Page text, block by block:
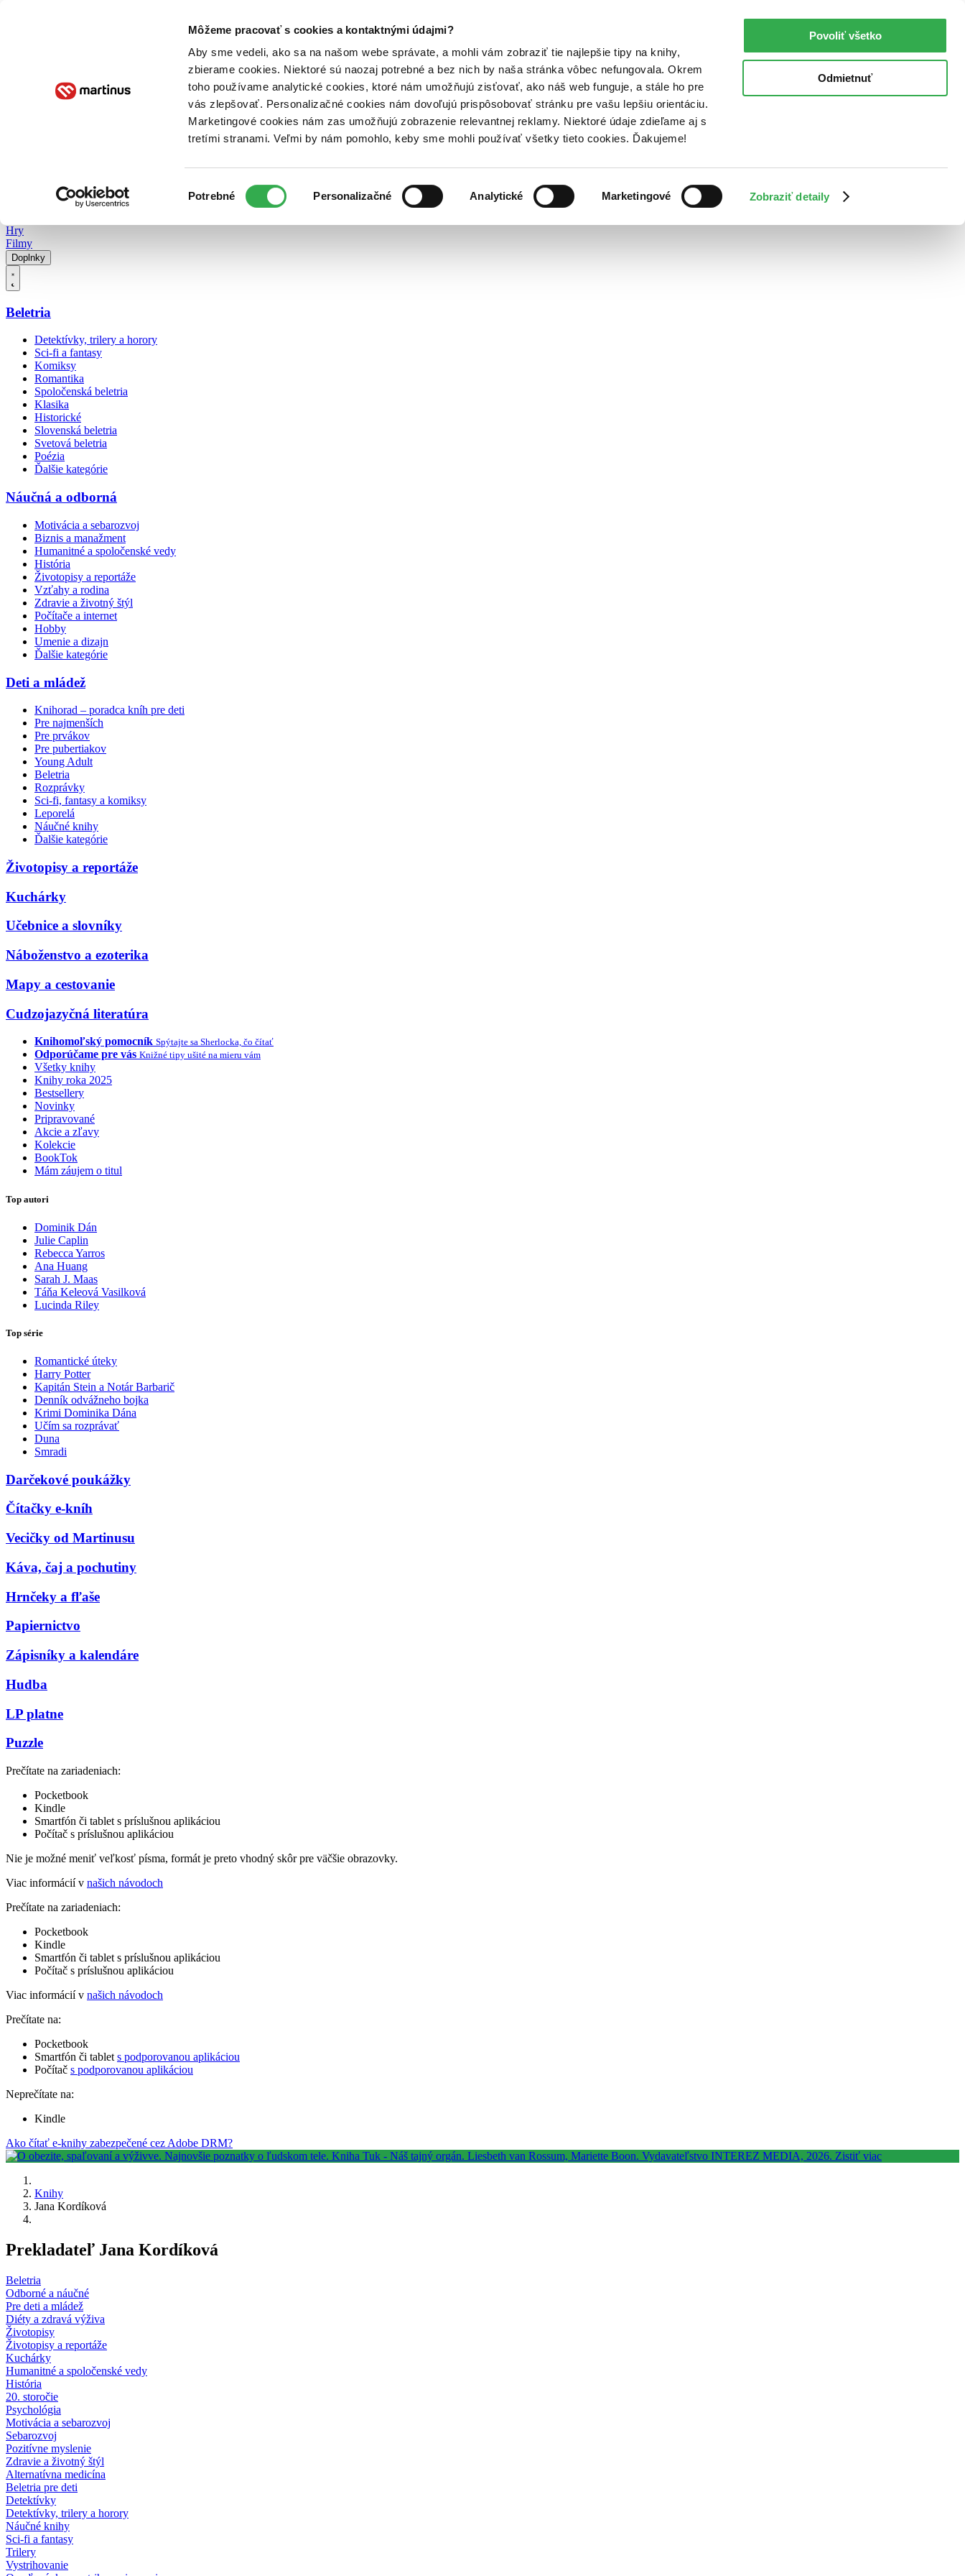
Môžeme pracovať s cookies a kontaktnými údajmi?
Aby sme vedeli, ako sa na našom webe správate, a mohli vám zobraziť tie najlepšie tipy na knihy,
zbierame cookies. Niektoré sú naozaj potrebné a bez nich by naša stránka vôbec nefungovala. Okrem
toho používame analytické cookies, ktoré nám umožňujú zisťovať, ako náš web funguje, a stále ho pre
vás zlepšovať. Personalizačné cookies nám dovoľujú prispôsobovať stránku pre vašu lepšiu orientáciu.
Marketingové cookies nám zas umožňujú zobrazenie relevantnej reklamy. Niektoré údaje zdieľame aj s
tretími stranami. Veľmi by nám pomohlo, keby sme mohli používať všetky tieto cookies. Ďakujeme!
súhlasu
Potrebné Personalizačné Analytické Marketingové Zobraziť detaily
Povoliť všetko
Odmietnuť
Poukážky Kontakt
Hry
Filmy
Doplnky
Beletria
Detektívky, trilery a horory
Sci-fi a fantasy
Komiksy
Romantika
Spoločenská beletria
Klasika
Historické
Slovenská beletria
Svetová beletria
Poézia
Ďalšie kategórie
Náučná a odborná
Motivácia a sebarozvoj
Biznis a manažment
Humanitné a spoločenské vedy
História
Životopisy a reportáže
Vzťahy a rodina
Zdravie a životný štýl
Počítače a internet
Hobby
Umenie a dizajn
Ďalšie kategórie
Deti a mládež
Knihorad – poradca kníh pre deti
Pre najmenších
Pre prvákov
Pre pubertiakov
Young Adult
Beletria
Rozprávky
Sci-fi, fantasy a komiksy
Leporelá
Náučné knihy
Ďalšie kategórie
Životopisy a reportáže
Kuchárky
Učebnice a slovníky
Náboženstvo a ezoterika
Mapy a cestovanie
Cudzojazyčná literatúra
Knihomoľský pomocník Spýtajte sa Sherlocka, čo čítať
Odporúčame pre vás Knižné tipy ušité na mieru vám
Všetky knihy
Knihy roka 2025
Bestsellery
Novinky
Pripravované
Akcie a zľavy
Kolekcie
BookTok
Mám záujem o titul
Top autori
Dominik Dán
Julie Caplin
Rebecca Yarros
Ana Huang
Sarah J. Maas
Táňa Keleová Vasilková
Lucinda Riley
Top série
Romantické úteky
Harry Potter
Kapitán Stein a Notár Barbarič
Denník odvážneho bojka
Krimi Dominika Dána
Učím sa rozprávať
Duna
Smradi
Darčekové poukážky
Čítačky e-kníh
Vecičky od Martinusu
Káva, čaj a pochutiny
Hrnčeky a fľaše
Papiernictvo
Zápisníky a kalendáre
Hudba
LP platne
Puzzle
Prečítate na zariadeniach:
Pocketbook
Kindle
Smartfón či tablet s príslušnou aplikáciou
Počítač s príslušnou aplikáciou
Nie je možné meniť veľkosť písma, formát je preto vhodný skôr pre väčšie obrazovky.
Viac informácií v našich návodoch
Prečítate na zariadeniach:
Pocketbook
Kindle
Smartfón či tablet s príslušnou aplikáciou
Počítač s príslušnou aplikáciou
Viac informácií v našich návodoch
Prečítate na:
Pocketbook
Smartfón či tablet s podporovanou aplikáciou
Počítač s podporovanou aplikáciou
Neprečítate na:
Kindle
Ako čítať e-knihy zabezpečené cez Adobe DRM?
Knihy
Jana Kordíková
Prekladateľ Jana Kordíková
Beletria
Odborné a náučné
Pre deti a mládež
Diéty a zdravá výživa
Životopisy
Životopisy a reportáže
Kuchárky
Humanitné a spoločenské vedy
História
20. storočie
Psychológia
Motivácia a sebarozvoj
Sebarozvoj
Pozitívne myslenie
Zdravie a životný štýl
Alternatívna medicína
Beletria pre deti
Detektívky
Detektívky, trilery a horory
Náučné knihy
Sci-fi a fantasy
Trilery
Vystrihovanie